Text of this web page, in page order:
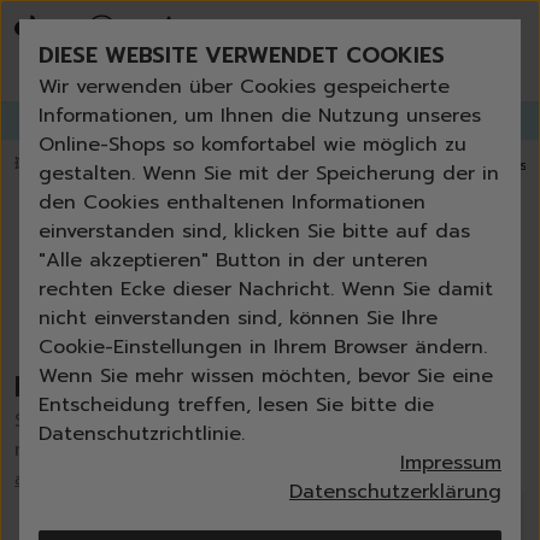
Bestseller
Angebote der Woche
Neu
Essentials für dein Zuhause
Universal & Ökoprodukte
Spring by Jenna
Sets
Reiniger
Küche
Bad | WC
Fenster | Glas | Spiegel
Möbelreiniger
Bodenreiniger
Wischmopps | Besen |
Außenreiniger
Bürsten
Zubehör
Nature All - Öko Reinigung
Erneut bestellen
GANGLETTERabonnieren undbis zu 30%Rabatt erhalten!
💥 Fugenbürste gratis ab 60 € Bestellwert⭐️ 4,8 TrustPilot score📦
Jetzt entdecken
Previous slide
Bestseller
Stöbere in den am besten bewerteten und
meistgewählten Produkten unserer Kunden ⭐️
alle Bestseller anschauen
DIESE WEBSITE VERWENDET COOKIES
Wir verwenden über Cookies gespeicherte
Informationen, um Ihnen die Nutzung unseres
Online-Shops so komfortabel wie möglich zu
gestalten. Wenn Sie mit der Speicherung der in
den Cookies enthaltenen Informationen
einverstanden sind, klicken Sie bitte auf das
"Alle akzeptieren" Button in der unteren
rechten Ecke dieser Nachricht. Wenn Sie damit
nicht einverstanden sind, können Sie Ihre
Cookie-Einstellungen in Ihrem Browser ändern.
Wenn Sie mehr wissen möchten, bevor Sie eine
Entscheidung treffen, lesen Sie bitte die
Datenschutzrichtlinie.
Impressum
Datenschutzerklärung